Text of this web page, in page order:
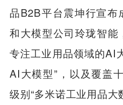
品B2B平台震坤行宣布
和大模型公司玲珑智能
专注工业用品领域的AI
AI大模型”，以及覆盖
级别“多米诺工业用品大